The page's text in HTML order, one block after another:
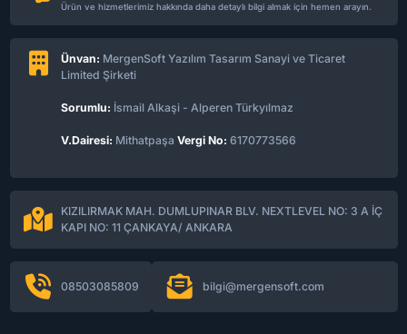
Ürün ve hizmetlerimiz hakkında daha detaylı bilgi almak için hemen arayın.
Ünvan: MergenSoft Yazılım Tasarım Sanayi ve Ticaret
Limited Şirketi
Sorumlu: İsmail Alkaşi - Alperen Türkyılmaz
V.Dairesi: Mithatpaşa Vergi No: 6170773566
KIZILIRMAK MAH. DUMLUPINAR BLV. NEXTLEVEL NO: 3 A İÇ
KAPI NO: 11 ÇANKAYA/ ANKARA
08503085809 bilgi@mergensoft.com